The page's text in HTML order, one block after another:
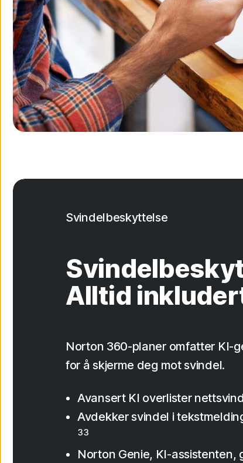
Svindelbeskyttelse
Alltid
Norton 360-planer omfatter KI-
for å skjerme deg mot svindel.
Avansert KI overlister
Avdekker svindel i
33
Norton Genie, KI-assistenten,